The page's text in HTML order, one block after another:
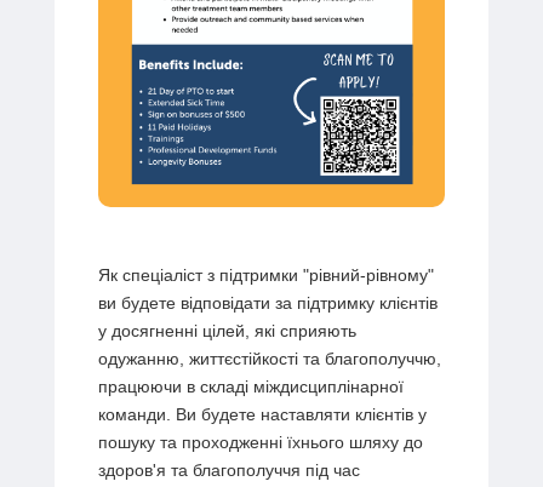
Як спеціаліст з підтримки "рівний-рівному"
ви будете відповідати за підтримку клієнтів
у досягненні цілей, які сприяють
одужанню, життєстійкості та благополуччю,
працюючи в складі міждисциплінарної
команди. Ви будете наставляти клієнтів у
пошуку та проходженні їхнього шляху до
здоров'я та благополуччя під час